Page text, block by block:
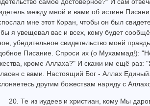
самое достоверное?" И сам
между мной и вами об истине
мне этот Коран, чтобы он был
я увещевал вас и всех, кому будет
убедительное свидетельство моей
Писание. Спроси их (о Мухаммад!):
кроме Аллаха?" И скажи им ещё раз:
с вами. Настоящий Бог - Аллах
другим божествам наряду с
20. Те из иудеев и христиан, кому Мы